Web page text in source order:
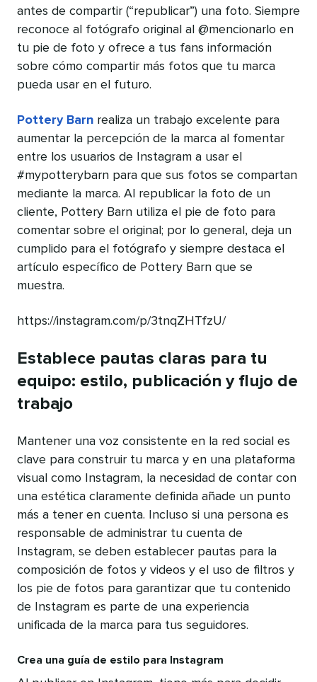
antes de compartir (“republicar”) una foto. Siempre
reconoce al fotógrafo original al @mencionarlo en
tu pie de foto y ofrece a tus fans información
sobre cómo compartir más fotos que tu marca
pueda usar en el futuro.
Pottery Barn realiza un trabajo excelente para
aumentar la percepción de la marca al fomentar
entre los usuarios de Instagram a usar el
#mypotterybarn para que sus fotos se compartan
mediante la marca. Al republicar la foto de un
cliente, Pottery Barn utiliza el pie de foto para
comentar sobre el original; por lo general, deja un
cumplido para el fotógrafo y siempre destaca el
artículo específico de Pottery Barn que se
muestra.
https://instagram.com/p/3tnqZHTfzU/
Establece pautas claras para tu
equipo: estilo, publicación y flujo de
trabajo
Mantener una voz consistente en la red social es
clave para construir tu marca y en una plataforma
visual como Instagram, la necesidad de contar con
una estética claramente definida añade un punto
más a tener en cuenta. Incluso si una persona es
responsable de administrar tu cuenta de
Instagram, se deben establecer pautas para la
composición de fotos y videos y el uso de filtros y
los pie de fotos para garantizar que tu contenido
de Instagram es parte de una experiencia
unificada de la marca para tus seguidores.
Crea una guía de estilo para Instagram